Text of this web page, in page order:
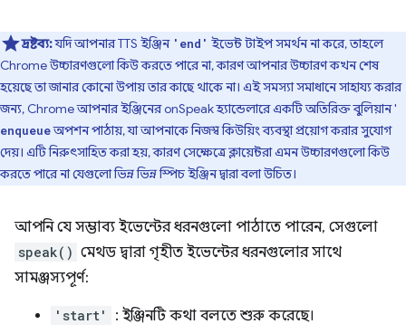
দ্রষ্টব্য:যদি আপনার TTS ইঞ্জিন 'end' ইভেন্ট টাইপ সমর্থন না করে, তাহলে
Chrome উচ্চারণগুলো কিউ করতে পারে না, কারণ আপনার উচ্চারণ কখন শেষ
হয়েছে তা জানার কোনো উপায় তার কাছে থাকে না। এই সমস্যা সমাধানে সাহায্য করার
জন্য, Chrome আপনার ইঞ্জিনের onSpeak হ্যান্ডেলারে একটি অতিরিক্ত বুলিয়ান '
enqueueঅপশন পাঠায়, যা আপনাকে নিজস্ব কিউয়িং ব্যবস্থা প্রয়োগ করার সুযোগ
দেয়। এটি নিরুৎসাহিত করা হয়, কারণ সেক্ষেত্রে ক্লায়েন্টরা এমন উচ্চারণগুলো কিউ
করতে পারে না যেগুলো ভিন্ন ভিন্ন স্পিচ ইঞ্জিন দ্বারা বলা উচিত।
আপনি যে সম্ভাব্য ইভেন্টের ধরনগুলো পাঠাতে পারেন, সেগুলো
speak() মেথড দ্বারা গৃহীত ইভেন্টের ধরনগুলোর সাথে
সামঞ্জস্যপূর্ণ:
'start' : ইঞ্জিনটি কথা বলতে শুরু করেছে।